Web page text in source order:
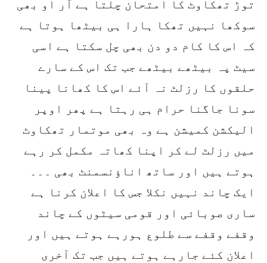
توڑ تھکاوٹ کا امتحان چلتا ہے آر او بھی
سوکھا نہیں تھکا ہارا ہی بیٹھا ہوتا ہے
کہ اس کا کام دو دن بھی چل سکتا ہے اسی
سیٹ پہ بیٹھے بیٹھے جب تک اس کے سارے
حلقوں کا رزلٹ نہ آئے اس کا کھانا پینا
سونا جاگنا حرام ہی رہتا ہے پھر اوپر
الیکشن کمیشن ہے وہ بھی موتمار تھکاوٹ
میں رزلٹ لے کر اپنا کھاتہ مکمل کر رہے
ہوتے ہیں اور ساتھ اناؤنسمنٹ بھی ۔۔۔
ایک چاند نہیں نکلا جس کا اعلان کرنا ہے
ساری صوبائی اور قومی سیٹوں کے چاند
وقفے وقفے سے طلوع ہورہے ہوتے ہیں اور
اعلان کئے جارہے ہوتے ہیں جب تک آخری